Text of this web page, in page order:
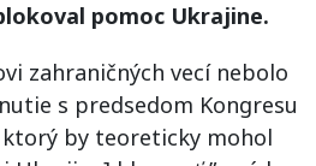
pomoc Ukrajine.
zahraničných vecí nebolo
s predsedom Kongresu
by teoreticky mohol